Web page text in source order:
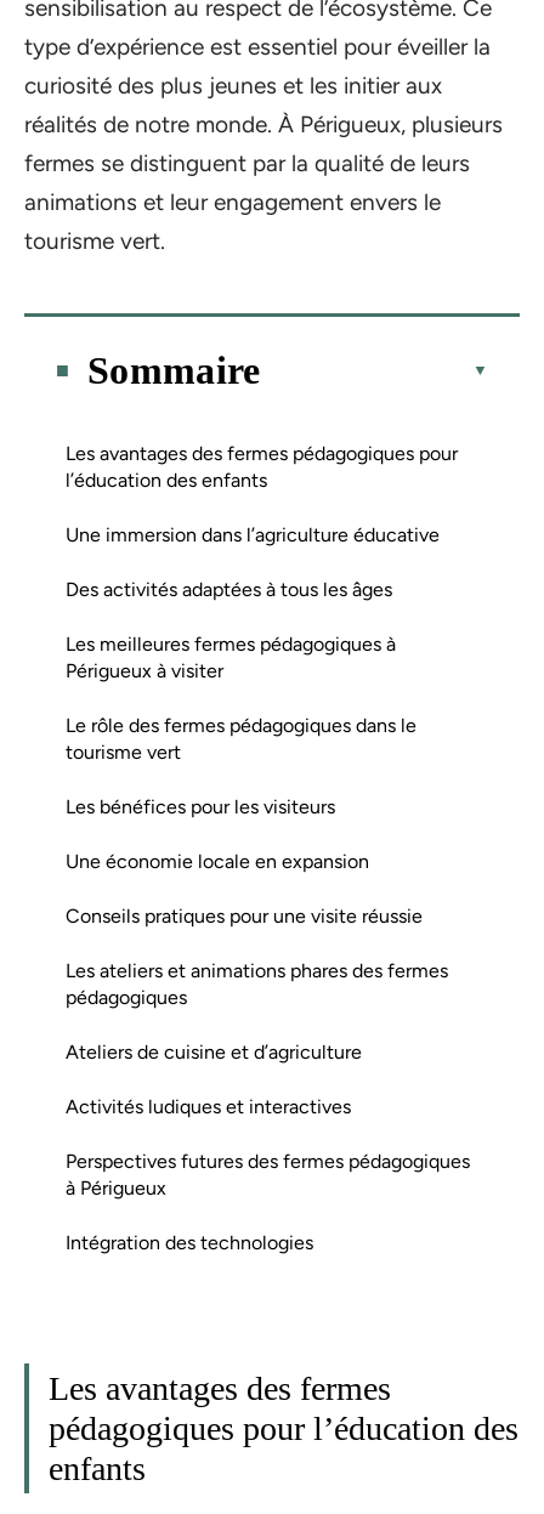
sensibilisation au respect de l’écosystème. Ce
type d’expérience est essentiel pour éveiller la
curiosité des plus jeunes et les initier aux
réalités de notre monde. À Périgueux, plusieurs
fermes se distinguent par la qualité de leurs
animations et leur engagement envers le
tourisme vert.
Sommaire
Les avantages des fermes pédagogiques pour
l’éducation des enfants
Une immersion dans l’agriculture éducative
Des activités adaptées à tous les âges
Les meilleures fermes pédagogiques à
Périgueux à visiter
Le rôle des fermes pédagogiques dans le
tourisme vert
Les bénéfices pour les visiteurs
Une économie locale en expansion
Conseils pratiques pour une visite réussie
Les ateliers et animations phares des fermes
pédagogiques
Ateliers de cuisine et d’agriculture
Activités ludiques et interactives
Perspectives futures des fermes pédagogiques
à Périgueux
Intégration des technologies
Les avantages des fermes
pédagogiques pour l’éducation des
enfants